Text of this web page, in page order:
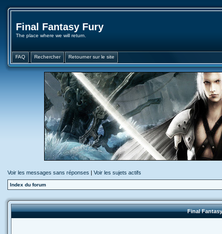
Final Fantasy Fury
The place where we will return.
FAQ Rechercher Retourner sur le site
Voir les messages sans réponses | Voir les sujets actifs
Index du forum
Final